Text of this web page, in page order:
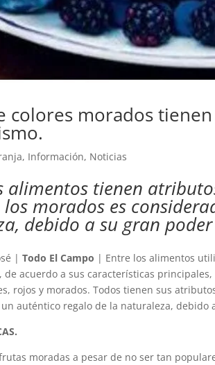
colores morados
, Información, Noticias
alimentos tienen
morados es
debido a su gran
|Todo El Campo | Entre los alimentos
de acuerdo a sus características
rojos y morados. Todos tienen sus
auténtico regalo de la naturaleza, debido
moradas a pesar de no ser tan